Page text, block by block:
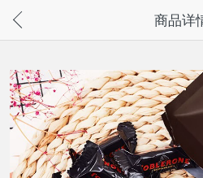
请通过微信或支付宝搜“奇兔客小程序
商品详